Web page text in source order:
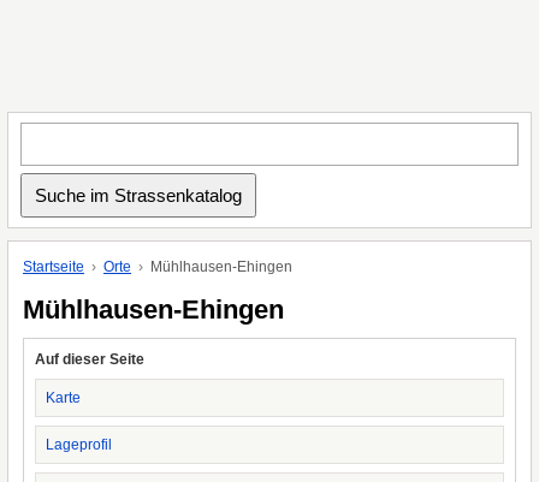
Startseite Orte Mühlhausen-Ehingen
Mühlhausen-Ehingen
Auf dieser Seite
Karte
Lageprofil